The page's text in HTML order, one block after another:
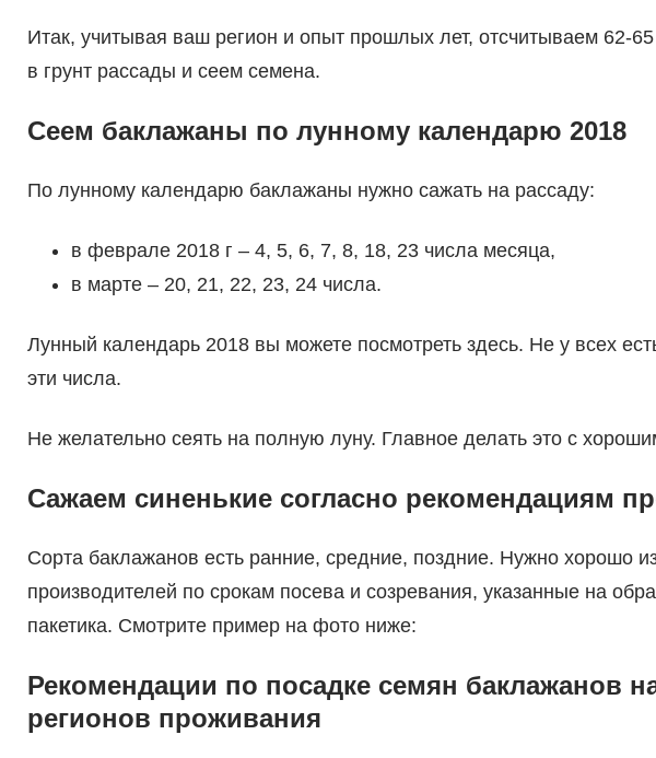
Итак, учитывая ваш регион и опыт прошлых лет, отсчитываем 62-
в грунт рассады и сеем семена.
Сеем баклажаны по лунному календарю 2018
По лунному календарю баклажаны нужно сажать на рассаду:
в феврале 2018 г – 4, 5, 6, 7, 8, 18, 23 числа месяца,
в марте – 20, 21, 22, 23, 24 числа.
Лунный календарь 2018 вы можете посмотреть здесь. Не у всех
эти числа.
Не желательно сеять на полную луну. Главное делать это с
Сажаем синенькие согласно рекомендациям
Сорта баклажанов есть ранние, средние, поздние. Нужно хорошо
производителей по срокам посева и созревания, указанные на
пакетика. Смотрите пример на фото ниже:
Рекомендации по посадке семян баклажанов
регионов проживания